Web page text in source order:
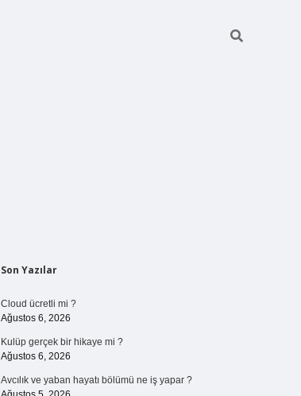
Sidebar
Son Yazılar
Cloud ücretli mi ?
Ağustos 6, 2026
Kulüp gerçek bir hikaye mi ?
Ağustos 6, 2026
Avcılık ve yaban hayatı bölümü ne iş yapar ?